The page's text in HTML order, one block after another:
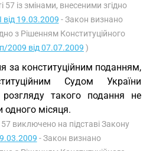
57 із змінами, внесеними згідно
19.03.2009 - Закон визнано
з Рішенням Конституційного
2009 від 07.07.2009 )
за конституційним поданням,
Судом України
такого подання не
одного місяця.
виключено на підставі Закону
- Закон визнано